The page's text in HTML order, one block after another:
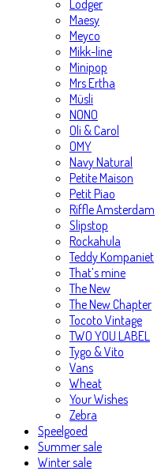
Lodger
Maesy
Meyco
Mikk-line
Minipop
Mrs Ertha
Müsli
NONO
Oli & Carol
OMY
Navy Natural
Petite Maison
Petit Piao
Riffle Amsterdam
Slipstop
Rockahula
Teddy Kompaniet
That’s mine
The New
The New Chapter
Tocoto Vintage
TWO YOU LABEL
Tygo & Vito
Vans
Wheat
Your Wishes
Zebra
Speelgoed
Summer sale
Winter sale